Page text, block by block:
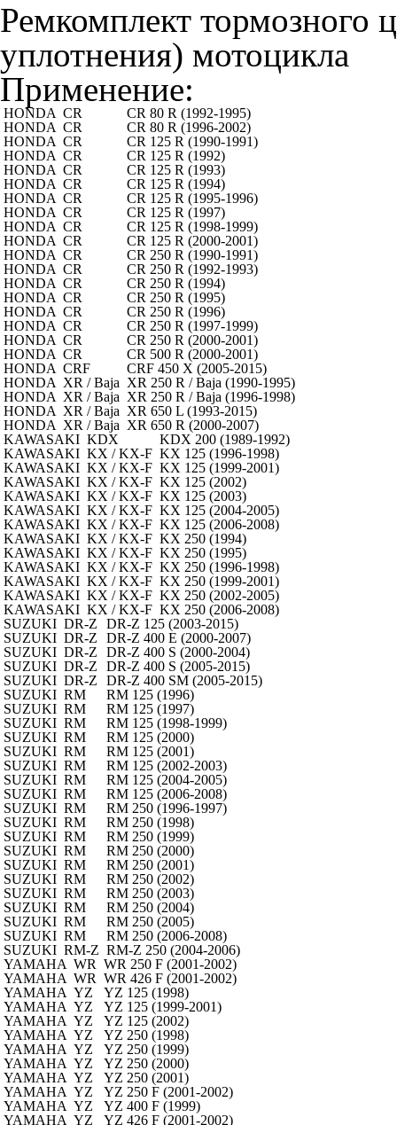
Ремкомплект тормозного
уплотнения) мотоцикла
Применение:
HONDA CR
CR 80 R (1992-1995)
HONDA CR
CR 80 R (1996-2002)
HONDA CR
CR 125 R (1990-1991)
HONDA CR
CR 125 R (1992)
HONDA CR
CR 125 R (1993)
HONDA CR
CR 125 R (1994)
HONDA CR
CR 125 R (1995-1996)
HONDA CR
CR 125 R (1997)
HONDA CR
CR 125 R (1998-1999)
HONDA CR
CR 125 R (2000-2001)
HONDA CR
CR 250 R (1990-1991)
HONDA CR
CR 250 R (1992-1993)
HONDA CR
CR 250 R (1994)
HONDA CR
CR 250 R (1995)
HONDA CR
CR 250 R (1996)
HONDA CR
CR 250 R (1997-1999)
HONDA CR
CR 250 R (2000-2001)
HONDA CR
CR 500 R (2000-2001)
HONDA CRF
CRF 450 X (2005-2015)
HONDA XR / Baja XR 250 R / Baja (1990-1995)
HONDA XR / Baja XR 250 R / Baja (1996-1998)
HONDA XR / Baja XR 650 L (1993-2015)
HONDA XR / Baja XR 650 R (2000-2007)
KAWASAKI KDX
KDX 200 (1989-1992)
KAWASAKI KX / KX-F KX 125 (1996-1998)
KAWASAKI KX / KX-F KX 125 (1999-2001)
KAWASAKI KX / KX-F KX 125 (2002)
KAWASAKI KX / KX-F KX 125 (2003)
KAWASAKI KX / KX-F KX 125 (2004-2005)
KAWASAKI KX / KX-F KX 125 (2006-2008)
KAWASAKI KX / KX-F KX 250 (1994)
KAWASAKI KX / KX-F KX 250 (1995)
KAWASAKI KX / KX-F KX 250 (1996-1998)
KAWASAKI KX / KX-F KX 250 (1999-2001)
KAWASAKI KX / KX-F KX 250 (2002-2005)
KAWASAKI KX / KX-F KX 250 (2006-2008)
SUZUKI DR-Z
DR-Z 125 (2003-2015)
SUZUKI DR-Z
DR-Z 400 E (2000-2007)
SUZUKI DR-Z
DR-Z 400 S (2000-2004)
SUZUKI DR-Z
DR-Z 400 S (2005-2015)
SUZUKI DR-Z
DR-Z 400 SM (2005-2015)
SUZUKI RM
RM 125 (1996)
SUZUKI RM
RM 125 (1997)
SUZUKI RM
RM 125 (1998-1999)
SUZUKI RM
RM 125 (2000)
SUZUKI RM
RM 125 (2001)
SUZUKI RM
RM 125 (2002-2003)
SUZUKI RM
RM 125 (2004-2005)
SUZUKI RM
RM 125 (2006-2008)
SUZUKI RM
RM 250 (1996-1997)
SUZUKI RM
RM 250 (1998)
SUZUKI RM
RM 250 (1999)
SUZUKI RM
RM 250 (2000)
SUZUKI RM
RM 250 (2001)
SUZUKI RM
RM 250 (2002)
SUZUKI RM
RM 250 (2003)
SUZUKI RM
RM 250 (2004)
SUZUKI RM
RM 250 (2005)
SUZUKI RM
RM 250 (2006-2008)
SUZUKI RM-Z RM-Z 250 (2004-2006)
YAMAHA WR WR 250 F (2001-2002)
YAMAHA WR WR 426 F (2001-2002)
YAMAHA YZ
YZ 125 (1998)
YAMAHA YZ
YZ 125 (1999-2001)
YAMAHA YZ
YZ 125 (2002)
YAMAHA YZ
YZ 250 (1998)
YAMAHA YZ
YZ 250 (1999)
YAMAHA YZ
YZ 250 (2000)
YAMAHA YZ
YZ 250 (2001)
YAMAHA YZ
YZ 250 F (2001-2002)
YAMAHA YZ
YZ 400 F (1999)
YAMAHA YZ YZ 426 F (2001-2002)